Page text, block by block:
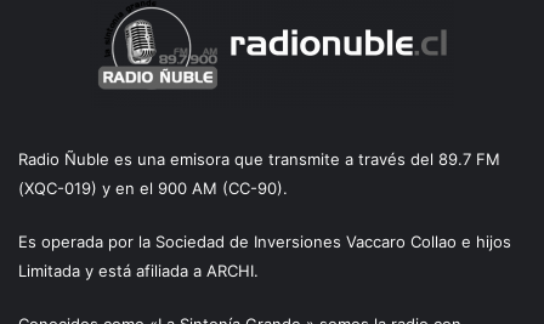
Radio Ñuble es una emisora que transmite a través del 89.7 FM
(XQC-019) y en el 900 AM (CC-90).
Es operada por la Sociedad de Inversiones Vaccaro Collao e hijos
Limitada y está afiliada a ARCHI.